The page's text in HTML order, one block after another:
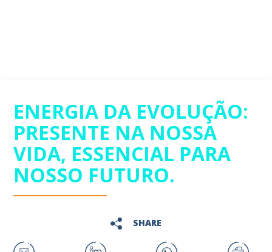
ENERGIA DA EVOLUÇÃO:
PRESENTE NA NOSSA
VIDA, ESSENCIAL PARA
NOSSO FUTURO.
SHARE